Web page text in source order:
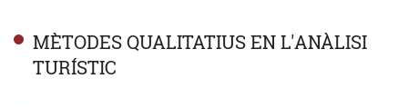
MÈTODES QUALITATIUS EN L'ANÀLISI
TURÍSTIC